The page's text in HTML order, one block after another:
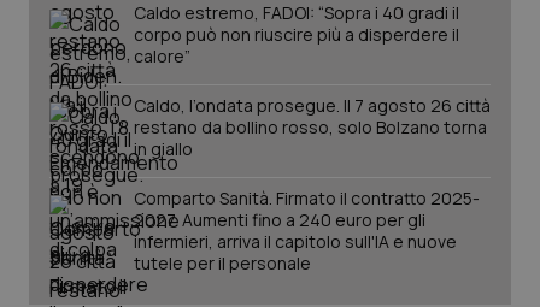
Caldo estremo, FADOI: “Sopra i 40 gradi il
corpo può non riuscire più a disperdere il
calore”
Caldo, l’ondata prosegue. Il 7 agosto 26 città
restano da bollino rosso, solo Bolzano torna
in giallo
Comparto Sanità. Firmato il contratto 2025-
2027. Aumenti fino a 240 euro per gli
infermieri, arriva il capitolo sull'IA e nuove
tutele per il personale
PHPSESSID
PHP.net